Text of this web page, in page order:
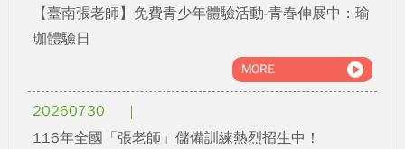
【臺南張老師】免費青少年體驗活動-青春伸展中：瑜
珈體驗日
MORE
20260730
116年全國「張老師」儲備訓練熱烈招生中！